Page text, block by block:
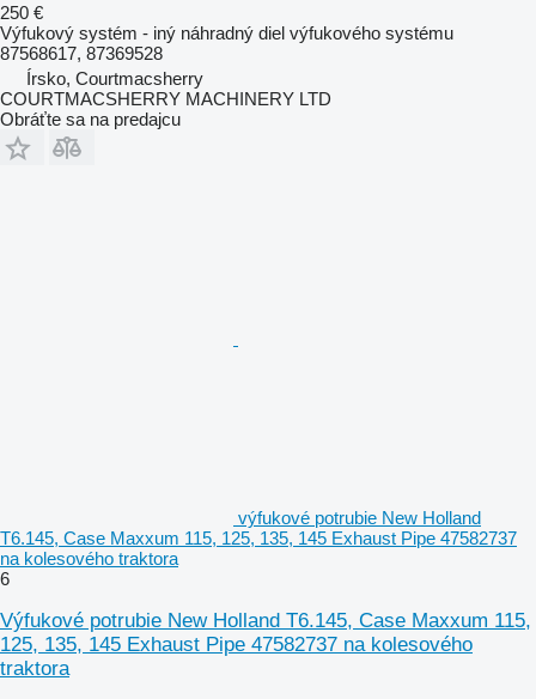
250 €
Výfukový systém - iný náhradný diel výfukového systému
87568617, 87369528
Írsko, Courtmacsherry
COURTMACSHERRY MACHINERY LTD
Obráťte sa na predajcu
výfukové potrubie New Holland
T6.145, Case Maxxum 115, 125, 135, 145 Exhaust Pipe 47582737
na kolesového traktora
6
Výfukové potrubie New Holland T6.145, Case Maxxum 115,
125, 135, 145 Exhaust Pipe 47582737 na kolesového
traktora